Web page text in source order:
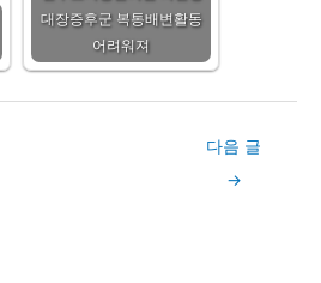
대장증후군 복통배변활동
어려워져
다음 글
→